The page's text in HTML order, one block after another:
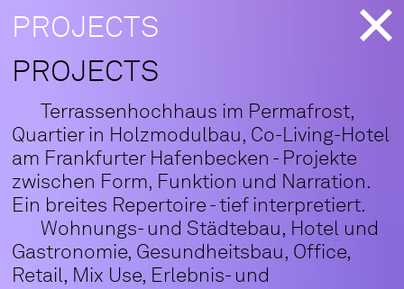
PROJECTS
Terrassenhochhaus im Permafrost,
Quartier in Holzmodulbau, Co-Living-Hotel
am Frankfurter Hafenbecken - Projekte
zwischen Form, Funktion und Narration.
Ein breites Repertoire - tief interpretiert.
Wohnungs- und Städtebau, Hotel und
Gastronomie, Gesundheitsbau, Office,
Retail, Mix Use, Erlebnis- und
PROJECTS